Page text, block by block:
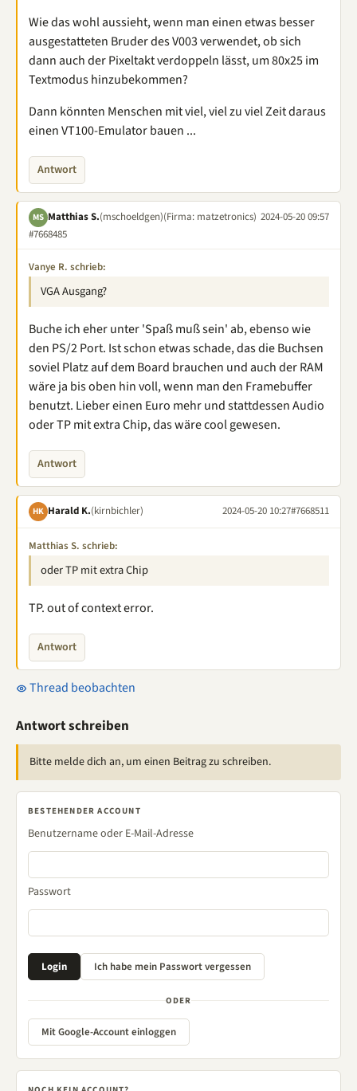
Wie das wohl aussieht, wenn man einen etwas besser
ausgestatteten Bruder des V003 verwendet, ob sich
dann auch der Pixeltakt verdoppeln lässt, um 80x25 im
Textmodus hinzubekommen?
Dann könnten Menschen mit viel, viel zu viel Zeit daraus
einen VT100-Emulator bauen ...
Antwort
MS Matthias S.(mschoeldgen)(Firma: matzetronics) 2024-05-20 09:57
#7668485
Vanye R. schrieb:
VGA Ausgang?
Buche ich eher unter 'Spaß muß sein' ab, ebenso wie
den PS/2 Port. Ist schon etwas schade, das die Buchsen
soviel Platz auf dem Board brauchen und auch der RAM
wäre ja bis oben hin voll, wenn man den Framebuffer
benutzt. Lieber einen Euro mehr und stattdessen Audio
oder TP mit extra Chip, das wäre cool gewesen.
Antwort
HK Harald K.(kirnbichler) 2024-05-20 10:27#7668511
Matthias S. schrieb:
oder TP mit extra Chip
TP. out of context error.
Antwort
Thread beobachten
Antwort schreiben
Bitte melde dich an, um einen Beitrag zu schreiben.
BESTEHENDER ACCOUNT
Benutzername oder E-Mail-Adresse
Passwort
ODER
Mit Google-Account einloggen